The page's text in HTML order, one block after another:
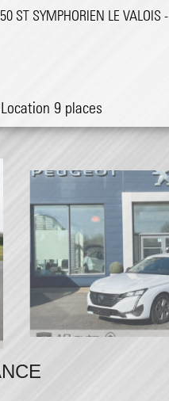
Location 9 places
ST SYMPHORIEN LE VALOIS -